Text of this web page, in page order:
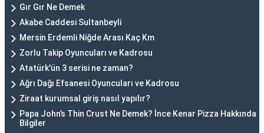
Gır Gır Ne Demek
Akabe Caddesi Sultanbeyli
Mersin Erdemli Niğde Arası Kaç Km
Zorlu Takip Oyuncuları ve Kadrosu
Atatürk'ün 3 serisi ne zaman?
Ağrı Dağı Efsanesi Oyuncuları ve Kadrosu
Ziraat kurumsal giriş nasıl yapılır?
Papa John’s Thin Crust Ne Demek? İnce Kenar Pizza Hakkında
Bilgiler